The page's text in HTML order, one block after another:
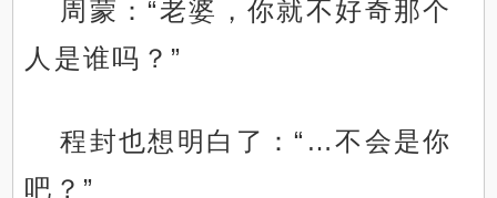
周蒙：“老婆，你就不好奇那个
人是谁吗？”
程封也想明白了：“…不会是你
吧？”